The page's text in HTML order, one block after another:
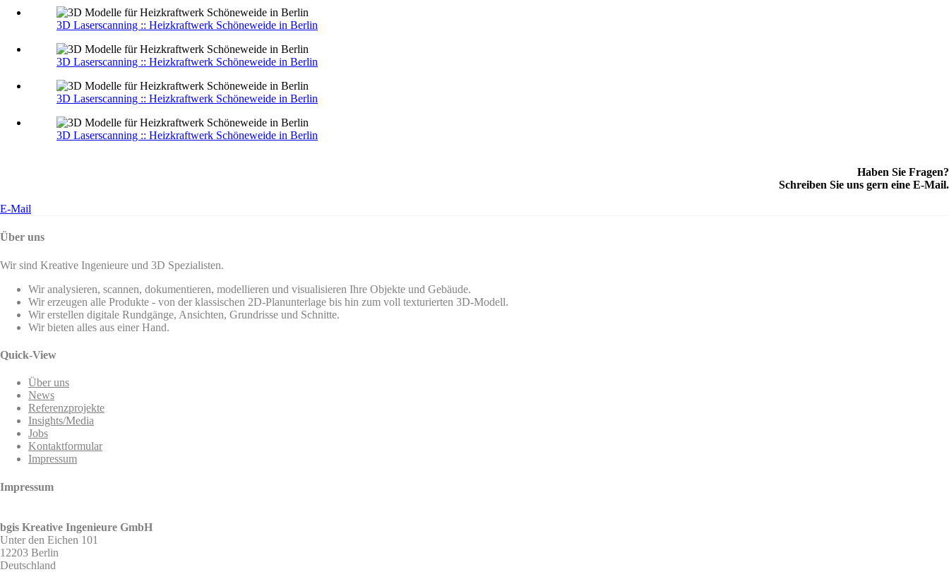
3D Laserscanning :: Heizkraftwerk Schöneweide in Berlin
3D Laserscanning :: Heizkraftwerk Schöneweide in Berlin
3D Laserscanning :: Heizkraftwerk Schöneweide in Berlin
3D Laserscanning :: Heizkraftwerk Schöneweide in Berlin
Haben Sie Fragen?
Schreiben Sie uns gern eine E-Mail.
E-Mail
Über uns
Wir sind Kreative Ingenieure und 3D Spezialisten.
Wir analysieren, scannen, dokumentieren, modellieren und visualisieren Ihre Objekte und Gebäude.
Wir erzeugen alle Produkte - von der klassischen 2D-Planunterlage bis hin zum voll texturierten 3D-Modell.
Wir erstellen digitale Rundgänge, Ansichten, Grundrisse und Schnitte.
Wir bieten alles aus einer Hand.
Quick-View
Über uns
News
Referenzprojekte
Insights/Media
Jobs
Kontaktformular
Impressum
Impressum
bgis Kreative Ingenieure GmbH
Unter den Eichen 101
12203 Berlin
Deutschland